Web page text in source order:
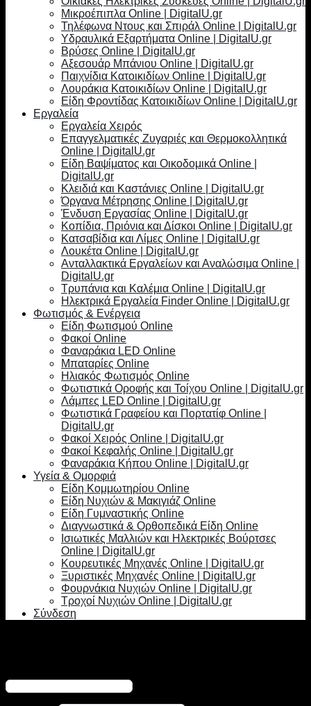
Μικροέπιπλα Online | DigitalU.gr
Τηλέφωνα Ντους και Σπιράλ Online | DigitalU.gr
Υδραυλικά Εξαρτήματα Online | DigitalU.gr
Βρύσες Online | DigitalU.gr
Αξεσουάρ Μπάνιου Online | DigitalU.gr
Παιχνίδια Κατοικιδίων Online | DigitalU.gr
Λουράκια Κατοικιδίων Online | DigitalU.gr
Είδη Φροντίδας Κατοικιδίων Online | DigitalU.gr
Εργαλεία
Εργαλεία Χειρός
Επαγγελματικές Ζυγαριές και Θερμοκολλητικά
Online | DigitalU.gr
Είδη Βαψίματος και Οικοδομικά Online |
DigitalU.gr
Κλειδιά και Καστάνιες Online | DigitalU.gr
Όργανα Μέτρησης Online | DigitalU.gr
Ένδυση Εργασίας Online | DigitalU.gr
Κοπίδια, Πριόνια και Δίσκοι Online | DigitalU.gr
Κατσαβίδια και Λίμες Online | DigitalU.gr
Λουκέτα Online | DigitalU.gr
Ανταλλακτικά Εργαλείων και Αναλώσιμα Online |
DigitalU.gr
Τρυπάνια και Καλέμια Online | DigitalU.gr
Ηλεκτρικά Εργαλεία Finder Online | DigitalU.gr
Φωτισμός & Ενέργεια
Είδη Φωτισμού Online
Φακοί Online
Φαναράκια LED Online
Μπαταρίες Online
Ηλιακός Φωτισμός Online
Φωτιστικά Οροφής και Τοίχου Online | DigitalU.gr
Λάμπες LED Online | DigitalU.gr
Φωτιστικά Γραφείου και Πορτατίφ Online |
DigitalU.gr
Φακοί Χειρός Online | DigitalU.gr
Φακοί Κεφαλής Online | DigitalU.gr
Φαναράκια Κήπου Online | DigitalU.gr
Υγεία & Ομορφιά
Είδη Κομμωτηρίου Online
Είδη Νυχιών & Μακιγιάζ Online
Είδη Γυμναστικής Online
Διαγνωστικά & Ορθοπεδικά Είδη Online
Ισιωτικές Μαλλιών και Ηλεκτρικές Βούρτσες
Online | DigitalU.gr
Κουρευτικές Μηχανές Online | DigitalU.gr
Ξυριστικές Μηχανές Online | DigitalU.gr
Φουρνάκια Νυχιών Online | DigitalU.gr
Τροχοί Νυχιών Online | DigitalU.gr
Σύνδεση